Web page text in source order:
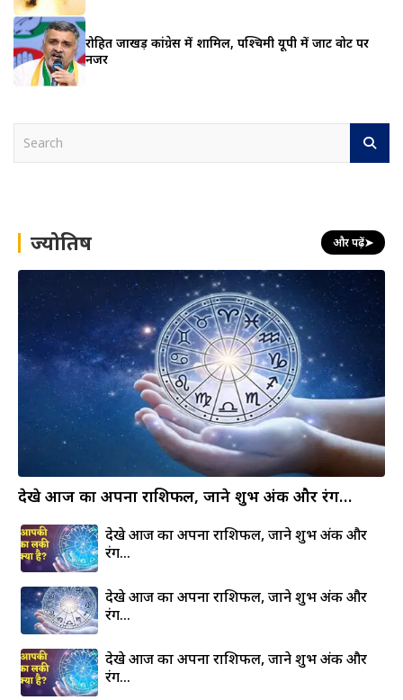
रोहित जाखड़ कांग्रेस में शामिल, पश्चिमी यूपी में जाट वोट पर
नजर
h ज्योतिष और पढ़ें➤
देखे आज का अपना राशिफल, जाने शुभ अंक और रंग…
देखे आज का अपना राशिफल, जाने शुभ अंक और
रंग…
देखे आज का अपना राशिफल, जाने शुभ अंक और
रंग…
देखे आज का अपना राशिफल, जाने शुभ अंक और
रंग…